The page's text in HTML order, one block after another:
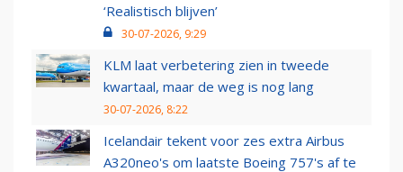
‘Realistisch blijven’
30-07-2026, 9:29
KLM laat verbetering zien in tweede
kwartaal, maar de weg is nog lang
30-07-2026, 8:22
Icelandair tekent voor zes extra Airbus
A320neo's om laatste Boeing 757's af te